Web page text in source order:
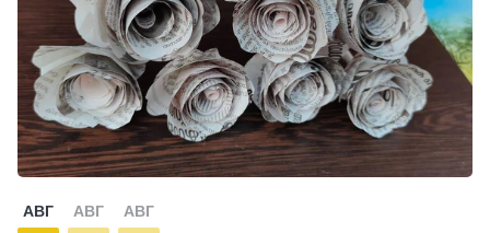
АВГ АВГ АВГ